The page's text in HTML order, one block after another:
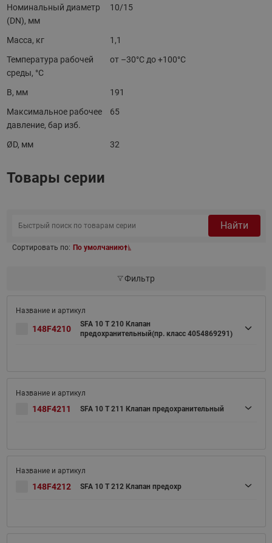
Номинальный диаметр
(DN), мм
10/15
Масса, кг
1,1
Температура рабочей
среды, °С
от –30°С до +100°С
B, мм
191
Максимальное рабочее
давление, бар изб.
65
ØD, мм 32
Товары серии
Найти
Сортировать по: По умолчанию
Фильтр
148F4210
SFA 10 T 210 Клапан
предохранительный(пр. класс 4054869291)
148F4211 SFA 10 T 211 Клапан предохранительный
148F4212 SFA 10 T 212 Клапан предохр